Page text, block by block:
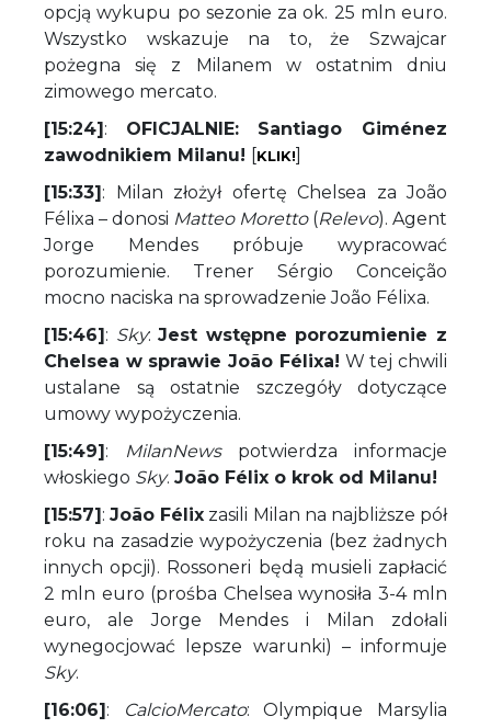
opcją wykupu po sezonie za ok. 25 mln euro.
Wszystko wskazuje na to, że Szwajcar
pożegna się z Milanem w ostatnim dniu
zimowego mercato.
[15:24]: OFICJALNIE: Santiago Giménez
zawodnikiem Milanu! [KLIK!]
[15:33]: Milan złożył ofertę Chelsea za João
Félixa – donosi Matteo Moretto(Relevo). Agent
Jorge Mendes próbuje wypracować
porozumienie. Trener Sérgio Conceição
mocno naciska na sprowadzenie João Félixa.
[15:46]: Sky:Jest wstępne porozumienie z
Chelsea w sprawie João Félixa! W tej chwili
ustalane są ostatnie szczegóły dotyczące
umowy wypożyczenia.
[15:49]: MilanNewspotwierdza informacje
włoskiego Sky. João Félix o krok od Milanu!
[15:57]:João Félix zasili Milan na najbliższe pół
roku na zasadzie wypożyczenia (bez żadnych
innych opcji). Rossoneri będą musieli zapłacić
2 mln euro (prośba Chelsea wynosiła 3-4 mln
euro, ale Jorge Mendes i Milan zdołali
wynegocjować lepsze warunki) – informuje
Sky.
[16:06]: CalcioMercato: Olympique Marsylia